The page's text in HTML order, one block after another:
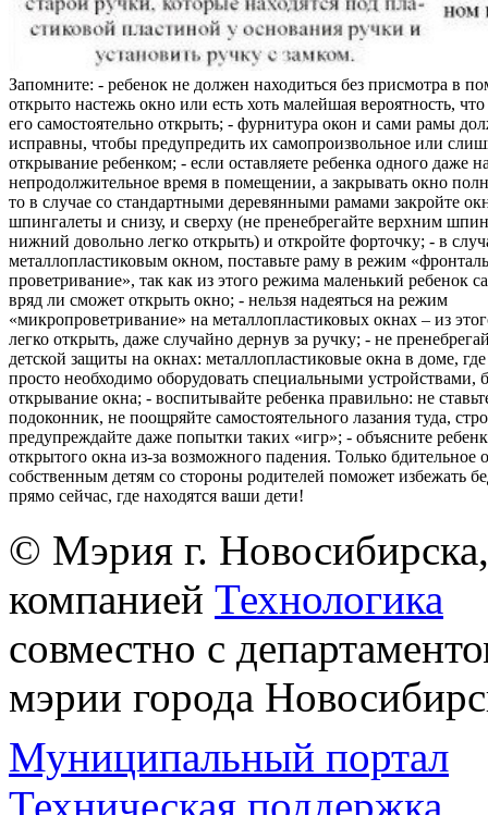
Запомните: - ребенок не должен находиться без присмотра в
открыто настежь окно или есть хоть малейшая вероятность,
его самостоятельно открыть; - фурнитура окон и сами рамы
исправны, чтобы предупредить их самопроизвольное или
открывание ребенком; - если оставляете ребенка одного даже
непродолжительное время в помещении, а закрывать окно
то в случае со стандартными деревянными рамами закройте
шпингалеты и снизу, и сверху (не пренебрегайте верхним
нижний довольно легко открыть) и откройте форточку; - в
металлопластиковым окном, поставьте раму в режим
проветривание», так как из этого режима маленький ребенок
вряд ли сможет открыть окно; - нельзя надеяться на режим
«микропроветривание» на металлопластиковых окнах – из
легко открыть, даже случайно дернув за ручку; - не
детской защиты на окнах: металлопластиковые окна в доме, где
просто необходимо оборудовать специальными
открывание окна; - воспитывайте ребенка правильно: не
подоконник, не поощряйте самостоятельного лазания туда,
предупреждайте даже попытки таких «игр»; - объясните
открытого окна из-за возможного падения. Только бдительное
собственным детям со стороны родителей поможет избежать
прямо сейчас, где находятся ваши дети!
© Мэрия г.
компанией Технологика
совместно с
мэрии города
Муниципальный портал